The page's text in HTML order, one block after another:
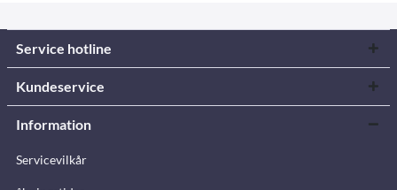
Service hotline
Kundeservice
Information
Servicevilkår